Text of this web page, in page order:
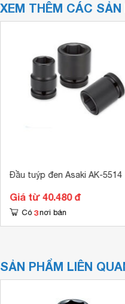
XEM THÊM CÁC
Đầu tuýp đen Asaki AK-5514
Giá từ 40.480 đ
Có 3 nơi bán
SẢN PHẨM LIÊN